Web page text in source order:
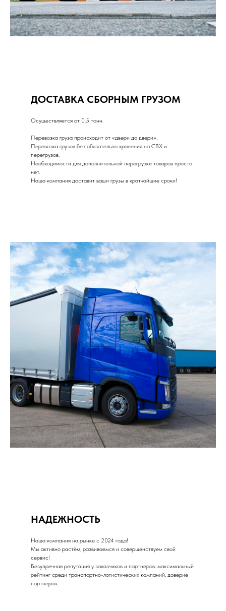
ДОСТАВКА СБОРНЫМ ГРУЗОМ
Осуществляется от 0.5 тонн.
Перевозка груза происходит от «двери до двери».
Перевозка грузов без обязательно хранения на СВХ и
перегрузов.
Необходимости для дополнительной перегрузки товаров просто
нет.
Наша компания доставит ваши грузы в кратчайшие сроки!
НАДЕЖНОСТЬ
Наша компания на рынке с 2024 года!
Мы активно растём, развиваемся и совершенствуем свой
сервис!
Безупречная репутация у заказчиков и партнеров: максимальный
рейтинг среди транспортно-логистических компаний, доверие
партнеров.